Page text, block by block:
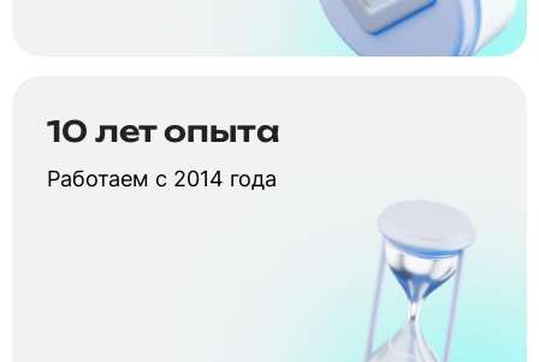
10 лет опыта
Работаем с 2014 года